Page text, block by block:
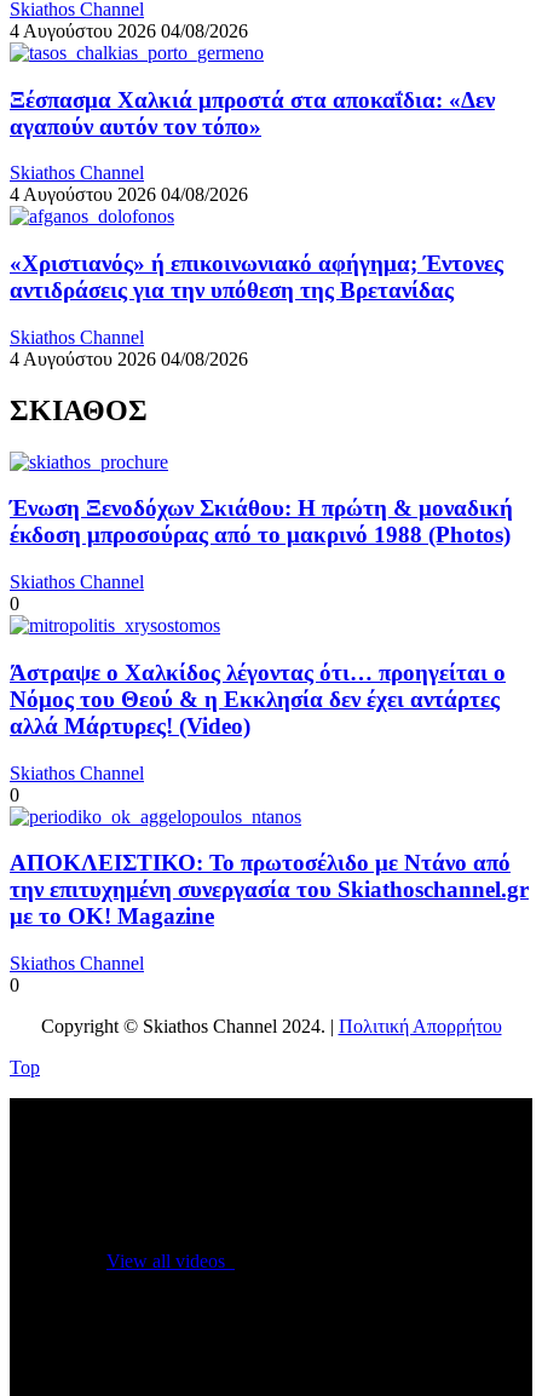
Skiathos Channel
4 Αυγούστου 2026 04/08/2026
Ξέσπασμα Χαλκιά μπροστά στα αποκαΐδια: «Δεν
αγαπούν αυτόν τον τόπο»
Skiathos Channel
4 Αυγούστου 2026 04/08/2026
«Χριστιανός» ή επικοινωνιακό αφήγημα; Έντονες
αντιδράσεις για την υπόθεση της Βρετανίδας
Skiathos Channel
4 Αυγούστου 2026 04/08/2026
ΣΚΙΑΘΟΣ
Ένωση Ξενοδόχων Σκιάθου: Η πρώτη & μοναδική
έκδοση μπροσούρας από το μακρινό 1988 (Photos)
Skiathos Channel
0
Άστραψε ο Χαλκίδος λέγοντας ότι… προηγείται ο
Νόμος του Θεού & η Εκκλησία δεν έχει αντάρτες
αλλά Μάρτυρες! (Video)
Skiathos Channel
0
ΑΠΟΚΛΕΙΣΤΙΚΟ: Το πρωτοσέλιδο με Ντάνο από
την επιτυχημένη συνεργασία του Skiathoschannel.gr
με το OK! Magazine
Skiathos Channel
0
Copyright © Skiathos Channel 2024. | Πολιτική Απορρήτου
Top
View all videos